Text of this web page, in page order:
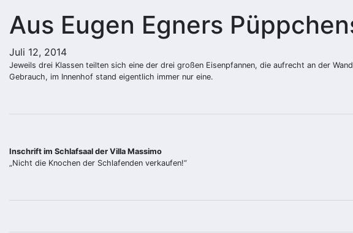
Aus Eugen Egners
Juli 12, 2014
Jeweils drei Klassen teilten sich eine der drei großen Eisenpfannen, die aufrecht an der
Gebrauch, im Innenhof stand eigentlich immer nur eine.
Inschrift im Schlafsaal der Villa Massimo
„Nicht die Knochen der Schlafenden verkaufen!“